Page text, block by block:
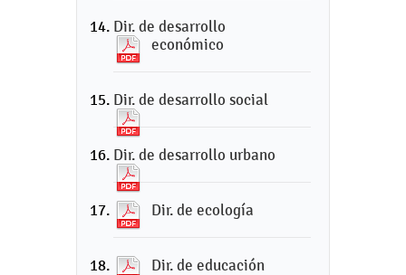
Dir. de desarrollo
económico
Dir. de desarrollo social
Dir. de desarrollo urbano
Dir. de ecología
Dir. de educación